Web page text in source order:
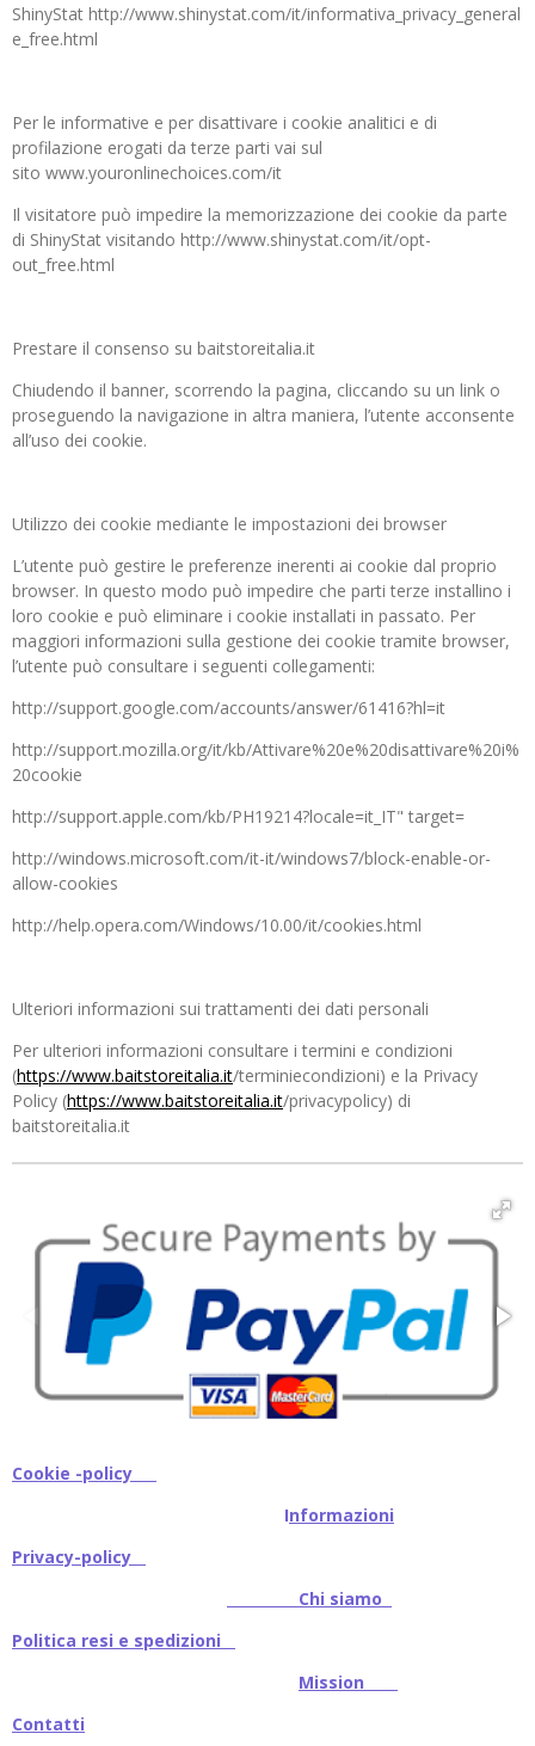
ShinyStat http://www.shinystat.com/it/informativa_privacy_general
e_free.html
Per le informative e per disattivare i cookie analitici e di
profilazione erogati da terze parti vai sul
sito www.youronlinechoices.com/it
Il visitatore può impedire la memorizzazione dei cookie da parte
di ShinyStat visitando http://www.shinystat.com/it/opt-
out_free.html
Prestare il consenso su baitstoreitalia.it
Chiudendo il banner, scorrendo la pagina, cliccando su un link o
proseguendo la navigazione in altra maniera, l’utente acconsente
all’uso dei cookie.
Utilizzo dei cookie mediante le impostazioni dei browser
L’utente può gestire le preferenze inerenti ai cookie dal proprio
browser. In questo modo può impedire che parti terze installino i
loro cookie e può eliminare i cookie installati in passato. Per
maggiori informazioni sulla gestione dei cookie tramite browser,
l’utente può consultare i seguenti collegamenti:
http://support.google.com/accounts/answer/61416?hl=it
http://support.mozilla.org/it/kb/Attivare%20e%20disattivare%20i%
20cookie
http://support.apple.com/kb/PH19214?locale=it_IT" target=
http://windows.microsoft.com/it-it/windows7/block-enable-or-
allow-cookies
http://help.opera.com/Windows/10.00/it/cookies.html
Ulteriori informazioni sui trattamenti dei dati personali
Per ulteriori informazioni consultare i termini e condizioni
(https://www.baitstoreitalia.it/terminiecondizioni) e la Privacy
Policy (https://www.baitstoreitalia.it/privacypolicy) di
baitstoreitalia.it
Cookie -policy
Informazioni
Privacy-policy
Chi siamo
Politica resi e spedizioni
Mission
Contatti